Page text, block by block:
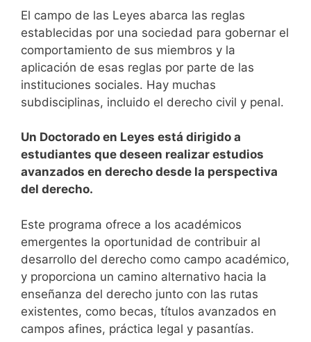
El campo de las Leyes abarca las reglas
establecidas por una sociedad para gobernar el
comportamiento de sus miembros y la
aplicación de esas reglas por parte de las
instituciones sociales. Hay muchas
subdisciplinas, incluido el derecho civil y penal.
Un Doctorado en Leyes está dirigido a
estudiantes que deseen realizar estudios
avanzados en derecho desde la perspectiva
del derecho.
Este programa ofrece a los académicos
emergentes la oportunidad de contribuir al
desarrollo del derecho como campo académico,
y proporciona un camino alternativo hacia la
enseñanza del derecho junto con las rutas
existentes, como becas, títulos avanzados en
campos afines, práctica legal y pasantías.